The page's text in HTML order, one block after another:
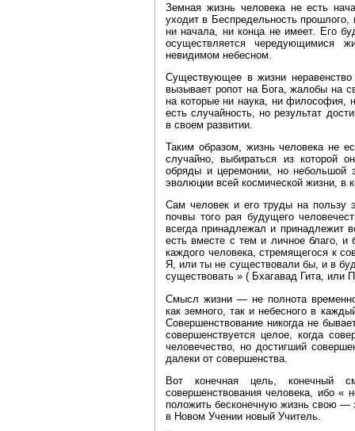
Земная жизнь человека не есть
уходит в Беспредельность
ни начала, ни конца не имеет. Его
осуществляется
невидимом небесном.
Существующее в жизни
вызывает ропот на Бога, жалобы на
на которые ни наука, ни философия,
есть случайность, но результат
в своем развитии.
Таким образом, жизнь человека не
случайно, выбираться из которой
обряды и церемонии, но небольшой
эволюции всей космической жизни, в
Сам человек и его труды на пользу
почвы того рая будущего
всегда принадлежал и принадлежит
есть вместе с тем и личное благо, и
каждого человека, стремящегося к
Я, или ты не существовали бы, и в
существовать » ( Бхагавад Гита, или
Смысл жизни — не полнота
как земного, так и небесного в
Совершенствование никогда не
совершенствуется целое, когда
человечество, но достигший
далеки от совершенства.
Вот конечная цель, конечный
совершенствования человека, ибо
положить бесконечную жизнь свою —
в Новом Учении новый Учитель.